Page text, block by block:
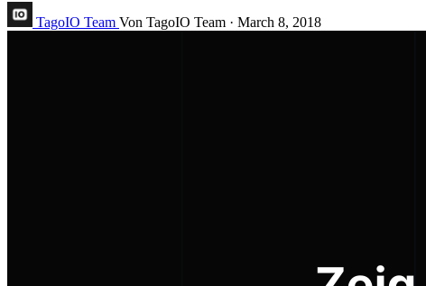
TagoIO Team Von TagoIO Team · March 8, 2018